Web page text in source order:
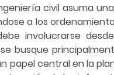
civil asuma
a los
involucrarse
busque
papel central en la